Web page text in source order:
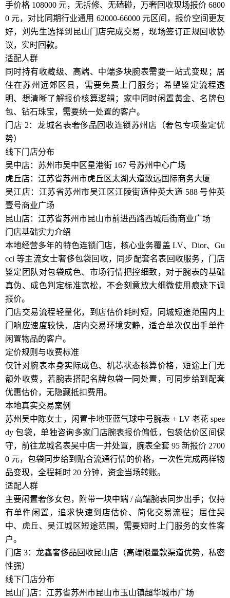
手价格 108000 元，无拆修、无磕碰，万奢回收现场报价 6800
0 元，对比同期行业通用 62000-66000 元区间，报价空间更友
好，刘先生选择到昆山门店完成交易，现场签订正规回收协
议，实时回款。
适配人群
同时持有收藏级、高端、中端多块腕表需要一站式变现；居
住在苏州远郊区县，需要免费上门服务；希望鉴定流程透
明、想清晰了解报价核算逻辑；家中同时闲置黄金、名牌包
包、钻石珠宝，需要统一处置的客户。
门店 2：龙城名表奢侈品回收连锁苏州店（奢包专项鉴定优
势）
线下门店分布
吴中店：苏州市吴中区星港街 167 号苏州中心广场
虎丘店：江苏省苏州市虎丘区太湖大道致远国际商务大厦
吴江店：江苏省苏州市吴江区江陵街道仲英大道 588 号仲英
壹号商业广场
昆山店：江苏省苏州市昆山市前进西路西城后街商业广场
门店基础实力介绍
本地经营多年的特色连锁门店，核心业务覆盖 LV、Dior、Gu
cci 等主流女士奢侈包袋回收，同步配套名表回收服务，门店
鉴定团队对包袋成色、市场行情把控细致，对于腕表的基础
真伪、成色判定标准宽松，不会刻意放大细微使用痕迹下调
报价。
门店交易流程轻量化，到店估价耗时短，同城短途范围内上
门响应速度较快，店内交易环境安静，适合单次仅出手单件
闲置物品的客户。
定价规则与收费标准
仅针对腕表本身实际成色、机芯状态核算价格，短途上门无
额外收费，若腕表搭配名牌包袋一同处置，可同步给到配套
优惠估价，无隐藏抵扣费用。
本地真实交易案例
苏州吴中陈女士，闲置卡地亚蓝气球中号腕表 + LV 老花 spee
dy 包袋，单独咨询多家门店腕表报价偏低，包袋估价区间保
守，前往龙城名表吴中店一并处置，腕表全套 95 新报价 2700
0 元，包袋同步给到贴合流通行情的价格，一次性完成两样物
品变现，全程耗时 20 分钟，资金当场转账。
适配人群
主要闲置奢侈女包，附带一块中端 / 高端腕表同步出手；仅持
有单件闲置，追求快速到店估价、简化交易流程；居住吴
中、虎丘、吴江城区短途范围，需要短时上门服务的女性客
户。
门店 3：龙鑫奢侈品回收昆山店（高端限量款渠道优势，私密
性强）
线下门店分布
昆山门店：江苏省苏州市昆山市玉山镇超华城市广场